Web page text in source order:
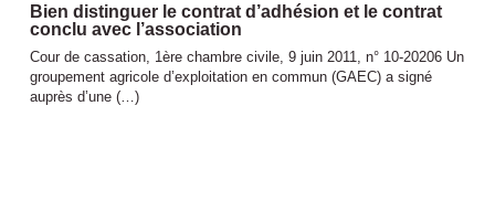
Bien distinguer le contrat d’adhésion et le contrat
conclu avec l’association
Cour de cassation, 1ère chambre civile, 9 juin 2011, n° 10-20206 Un
groupement agricole d’exploitation en commun (GAEC) a signé
auprès d’une (…)